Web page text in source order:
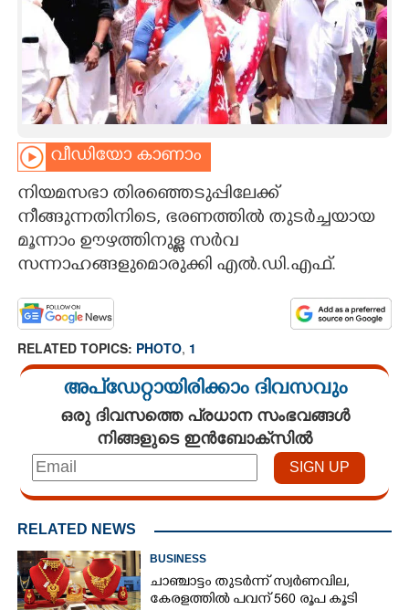
INFO+
ART
ASTRO
CARTOONS
LITERATURE
CONTACT US
വീഡിയോ കാണാം
നിയമസഭാ തിരഞ്ഞെടുപ്പിലേക്ക്
നീങ്ങുന്നതിനിടെ, ഭരണത്തിൽ തുടർച്ചയായ
മൂന്നാം ഊഴത്തിനുള്ള സർവ
സന്നാഹങ്ങളുമൊരുക്കി എൽ.ഡി.എഫ്.
RELATED TOPICS: PHOTO, 1
അപ്ഡേറ്റായിരിക്കാം ദിവസവും
ഒരു ദിവസത്തെ പ്രധാന സംഭവങ്ങൾ
നിങ്ങളുടെ ഇൻബോക്സിൽ
RELATED NEWS
BUSINESS
ചാഞ്ചാട്ടം തുടർന്ന് സ്വർണവില,
കേരളത്തിൽ പവന് 560 രൂപ കൂടി